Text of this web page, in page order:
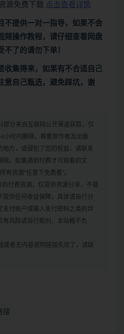
源免费下载 点击查看详情
不提供一对一指导，如果不会
频操作教程，请仔细查看网盘
不了的请勿下单！
收集得来，如果有不合适自己
意自己甄选，避免踩坑，谢
部分来自互联网公开渠道获取，仅
小时内删除，尊重原作者及出版
地方，或侵犯了您的权益，请联系
除。如果遇到付费才可观看的文
有资源“任意下免费看”。
付费资源，仅提供资源分享，不提
提供任何收益保障，具体请自行分
支付账户或输入支付密码之类的异
有风险请自行甄别，本站概不负
或者无内容说明链接失效了，请联
接